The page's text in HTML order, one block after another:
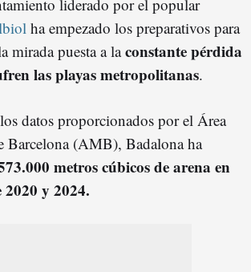
liderado por el popular
ha empezado los preparativos para
mirada puesta a laconstante pérdida
las playas metropolitanas.
datos proporcionados por el Área
Barcelona (AMB), Badalona ha
metros cúbicos de arena en
2020 y 2024.